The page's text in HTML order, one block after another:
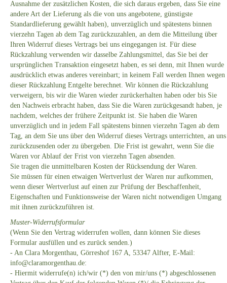
Ausnahme der zusätzlichen Kosten, die sich daraus ergeben, dass Sie eine
andere Art der Lieferung als die von uns angebotene, günstigste
Standardlieferung gewählt haben), unverzüglich und spätestens binnen
vierzehn Tagen ab dem Tag zurückzuzahlen, an dem die Mitteilung über
Ihren Widerruf dieses Vertrags bei uns eingegangen ist. Für diese
Rückzahlung verwenden wir dasselbe Zahlungsmittel, das Sie bei der
ursprünglichen Transaktion eingesetzt haben, es sei denn, mit Ihnen wurde
ausdrücklich etwas anderes vereinbart; in keinem Fall werden Ihnen wegen
dieser Rückzahlung Entgelte berechnet. Wir können die Rückzahlung
verweigern, bis wir die Waren wieder zurückerhalten haben oder bis Sie
den Nachweis erbracht haben, dass Sie die Waren zurückgesandt haben, je
nachdem, welches der frühere Zeitpunkt ist. Sie haben die Waren
unverzüglich und in jedem Fall spätestens binnen vierzehn Tagen ab dem
Tag, an dem Sie uns über den Widerruf dieses Vertrags unterrichten, an uns
zurückzusenden oder zu übergeben. Die Frist ist gewahrt, wenn Sie die
Waren vor Ablauf der Frist von vierzehn Tagen absenden.
Sie tragen die unmittelbaren Kosten der Rücksendung der Waren.
Sie müssen für einen etwaigen Wertverlust der Waren nur aufkommen,
wenn dieser Wertverlust auf einen zur Prüfung der Beschaffenheit,
Eigenschaften und Funktionsweise der Waren nicht notwendigen Umgang
mit ihnen zurückzuführen ist.
Muster-Widerrufsformular
(Wenn Sie den Vertrag widerrufen wollen, dann können Sie dieses
Formular ausfüllen und es zurück senden.)
- An Clara Morgenthau, Görreshof 167 A, 53347 Alfter, E-Mail:
info@claramorgenthau.de:
- Hiermit widerrufe(n) ich/wir (*) den von mir/uns (*) abgeschlossenen